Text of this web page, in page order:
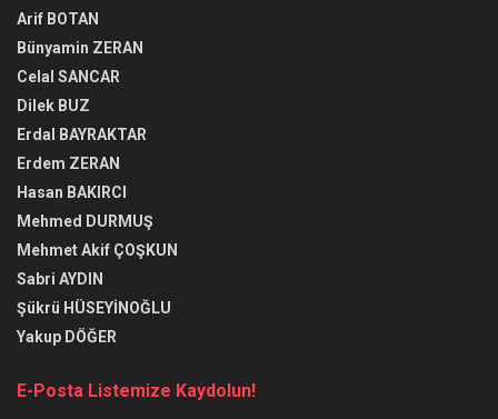
Arif BOTAN
Bünyamin ZERAN
Celal SANCAR
Dilek BUZ
Erdal BAYRAKTAR
Erdem ZERAN
Hasan BAKIRCI
Mehmed DURMUŞ
Mehmet Akif ÇOŞKUN
Sabri AYDIN
Şükrü HÜSEYİNOĞLU
Yakup DÖĞER
E-Posta Listemize Kaydolun!